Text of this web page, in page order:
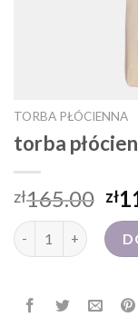
TORBA PŁÓCIENNA
torba
zł165.00 zł
ilość torba płócienna